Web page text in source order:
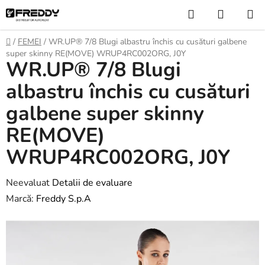
Treci
la
conținut
Căutare
DE
Acasă
/ FEMEI / WR.UP® 7/8 Blugi albastru închis cu cusături galbene
super skinny RE(MOVE) WRUP4RC002ORG, J0Y
WR.UP® 7/8 Blugi
albastru închis cu cusături
galbene super skinny
RE(MOVE)
WRUP4RC002ORG, J0Y
Evaluarea
medie
Neevaluat Detalii de evaluare
Marcă: Freddy S.p.A